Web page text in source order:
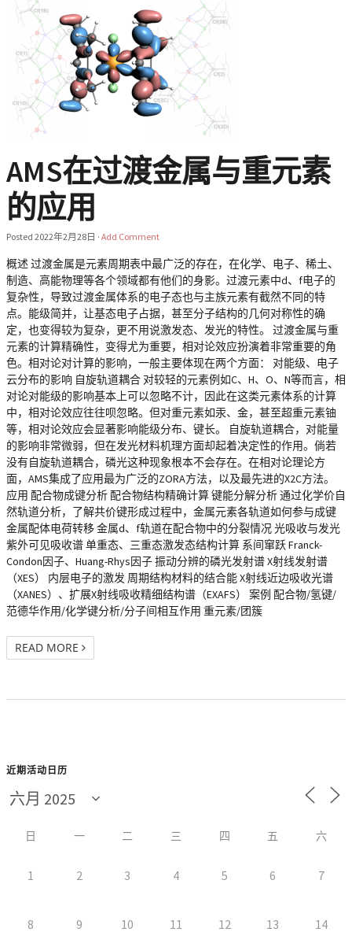
AMS在过渡金属与重元素
的应用
Posted 2022年2月28日 · Add Comment
概述 过渡金属是元素周期表中最广泛的存在，在化学、电子、稀土、
制造、高能物理等各个领域都有他们的身影。过渡元素中d、f电子的
复杂性，导致过渡金属体系的电子态也与主族元素有截然不同的特
点。能级简并，让基态电子占据，甚至分子结构的几何对称性的确
定，也变得较为复杂，更不用说激发态、发光的特性。 过渡金属与重
元素的计算精确性，变得尤为重要，相对论效应扮演着非常重要的角
色。相对论对计算的影响，一般主要体现在两个方面： 对能级、电子
云分布的影响 自旋轨道耦合 对较轻的元素例如C、H、O、N等而言，相
对论对能级的影响基本上可以忽略不计，因此在这类元素体系的计算
中，相对论效应往往呗忽略。但对重元素如汞、金，甚至超重元素铀
等，相对论效应会显著影响能级分布、键长。 自旋轨道耦合，对能量
的影响非常微弱，但在发光材料机理方面却起着决定性的作用。倘若
没有自旋轨道耦合，磷光这种现象根本不会存在。在相对论理论方
面，AMS集成了应用最为广泛的ZORA方法，以及最先进的X2C方法。
应用 配合物成键分析 配合物结构精确计算 键能分解分析 通过化学价自
然轨道分析，了解共价键形成过程中，金属元素各轨道如何参与成键
金属配体电荷转移 金属d、f轨道在配合物中的分裂情况 光吸收与发光
紫外可见吸收谱 单重态、三重态激发态结构计算 系间窜跃 Franck-
Condon因子、Huang-Rhys因子 振动分辨的磷光发射谱 X射线发射谱
（XES） 内层电子的激发 周期结构材料的结合能 X射线近边吸收光谱
（XANES）、扩展X射线吸收精细结构谱（EXAFS） 案例 配合物/氢键/
范德华作用/化学键分析/分子间相互作用 重元素/团簇
READ MORE
近期活动日历
日 一 二 三 四 五 六
1 2 3 4 5 6 7
8 9 10 11 12 13 14